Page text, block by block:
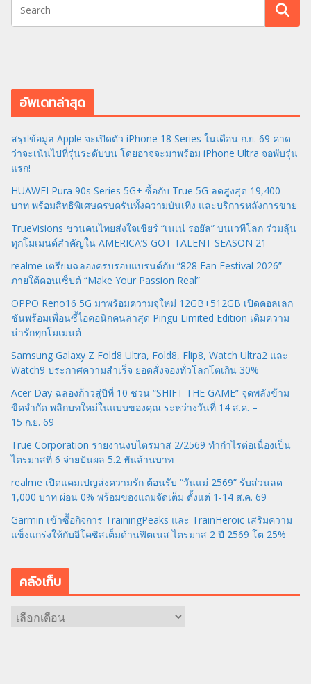
อัพเดทล่าสุด
สรุปข้อมูล Apple จะเปิดตัว iPhone 18 Series ในเดือน ก.ย. 69 คาด
ว่าจะเน้นไปที่รุ่นระดับบน โดยอาจจะมาพร้อม iPhone Ultra จอพับรุ่น
แรก!
HUAWEI Pura 90s Series 5G+ ซื้อกับ True 5G ลดสูงสุด 19,400
บาท พร้อมสิทธิพิเศษครบครันทั้งความบันเทิง และบริการหลังการขาย
TrueVisions ชวนคนไทยส่งใจเชียร์ “เนเน่ รอยัล” บนเวทีโลก ร่วมลุ้น
ทุกโมเมนต์สำคัญใน AMERICA’S GOT TALENT SEASON 21
realme เตรียมฉลองครบรอบแบรนด์กับ “828 Fan Festival 2026”
ภายใต้คอนเซ็ปต์ “Make Your Passion Real”
OPPO Reno16 5G มาพร้อมความจุใหม่ 12GB+512GB เปิดคอลเลก
ชันพร้อมเพื่อนซี้ไอคอนิกคนล่าสุด Pingu Limited Edition เติมความ
น่ารักทุกโมเมนต์
Samsung Galaxy Z Fold8 Ultra, Fold8, Flip8, Watch Ultra2 และ
Watch9 ประกาศความสำเร็จ ยอดสั่งจองทั่วโลกโตเกิน 30%
Acer Day ฉลองก้าวสู่ปีที่ 10 ชวน “SHIFT THE GAME” จุดพลังข้าม
ขีดจำกัด พลิกบทใหม่ในแบบของคุณ ระหว่างวันที่ 14 ส.ค. –
15 ก.ย. 69
True Corporation รายงานงบไตรมาส 2/2569 ทำกำไรต่อเนื่องเป็น
ไตรมาสที่ 6 จ่ายปันผล 5.2 พันล้านบาท
realme เปิดแคมเปญส่งความรัก ต้อนรับ “วันแม่ 2569” รับส่วนลด
1,000 บาท ผ่อน 0% พร้อมของแถมจัดเต็ม ตั้งแต่ 1-14 ส.ค. 69
Garmin เข้าซื้อกิจการ TrainingPeaks และ TrainHeroic เสริมความ
แข็งแกร่งให้กับอีโคซิสเต็มด้านฟิตเนส ไตรมาส 2 ปี 2569 โต 25%
คลังเก็บ